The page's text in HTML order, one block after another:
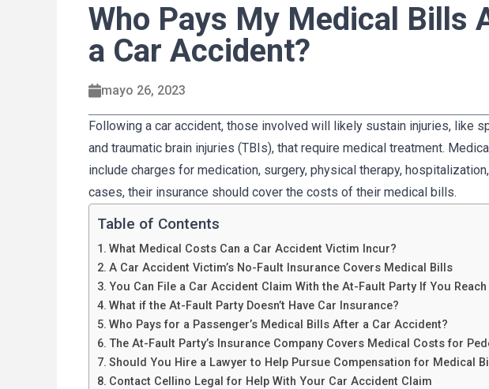
Who Pays My Medical Bills
a Car Accident?
mayo 26, 2023
Following a car accident, those involved will likely sustain injuries, like
and traumatic brain injuries (TBIs), that require medical treatment.
include charges for medication, surgery, physical therapy,
cases, their insurance should cover the costs of their medical bills.
Table of Contents
What Medical Costs Can a Car Accident Victim Incur?
A Car Accident Victim’s No-Fault Insurance Covers Medical Bills
You Can File a Car Accident Claim With the At-Fault Party If You
What if the At-Fault Party Doesn’t Have Car Insurance?
Who Pays for a Passenger’s Medical Bills After a Car Accident?
The At-Fault Party’s Insurance Company Covers Medical Costs for
Should You Hire a Lawyer to Help Pursue Compensation for Medical
Contact Cellino Legal for Help With Your Car Accident Claim